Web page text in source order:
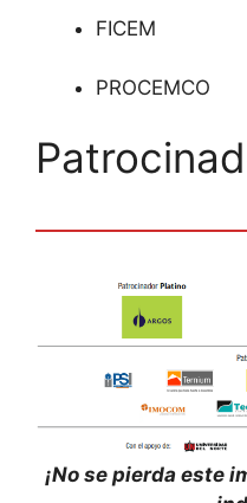
FICEM
PROCEMCO
¡No se pierda este